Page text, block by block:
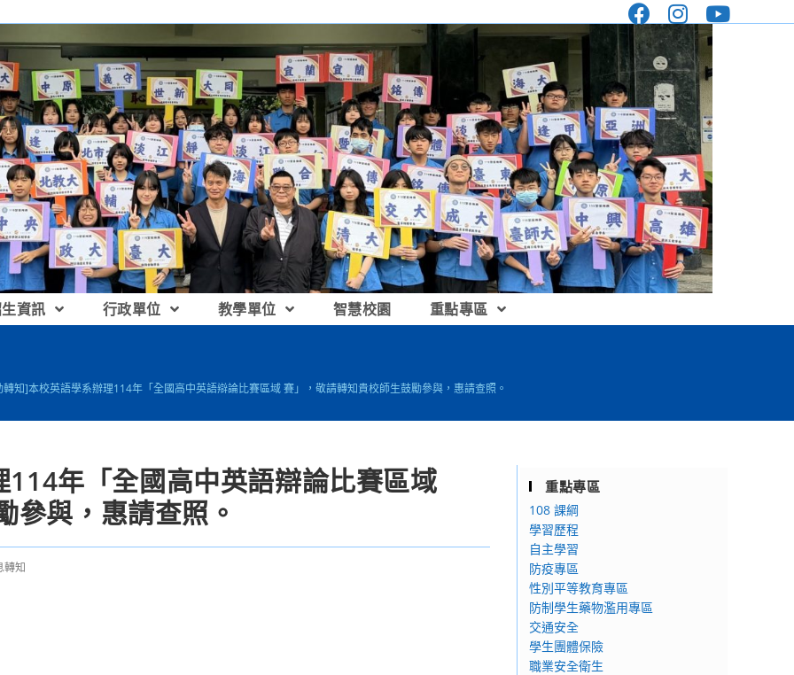
資訊 行政單位 教學單位 智慧校園 重點專區
轉知]本校英語學系辦理114年「全國高中英語辯論比賽區域 賽」，敬請轉知貴校師生鼓勵參與，惠請查照。
年「全國高中英語辯論比賽區域
參與，惠請查照。
轉知
重點專區
108 課綱
學習歷程
自主學習
防疫專區
性別平等教育專區
防制學生藥物濫用專區
交通安全
學生團體保險
職業安全衛生